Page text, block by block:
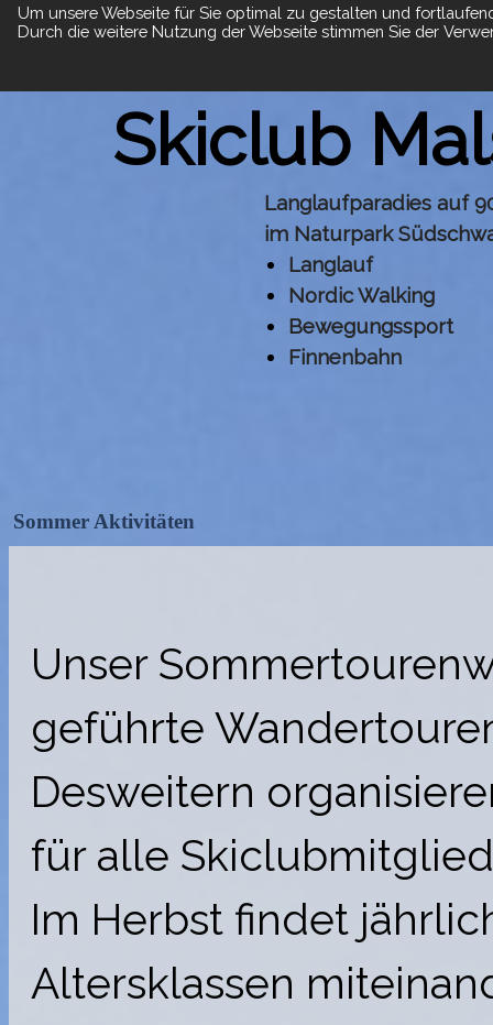
Um unsere Webseite für Sie optimal zu gestalten und
Durch die weitere Nutzung der Webseite stimmen Sie der
Skiclub
Suche
Langlaufparadies auf
im Naturpark
Langlauf
Nordic Walking
Bewegungssport
Finnenbahn
Sommer Aktivitäten
Unser
geführte
Desweitern
für alle
Im Herbst findet
Altersklassen